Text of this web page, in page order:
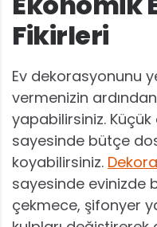
Fikirleri
Ev dekorasyonunu
vermenizin
yapabilirsiniz.
sayesinde bütçe
koyabilirsiniz.
sayesinde evinizde
çekmece, şifonyer